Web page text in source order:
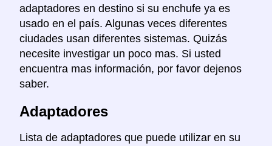
adaptadores en destino si su enchufe ya es
usado en el país. Algunas veces diferentes
ciudades usan diferentes sistemas. Quizás
necesite investigar un poco mas. Si usted
encuentra mas información, por favor dejenos
saber.
Adaptadores
Lista de adaptadores que puede utilizar en su